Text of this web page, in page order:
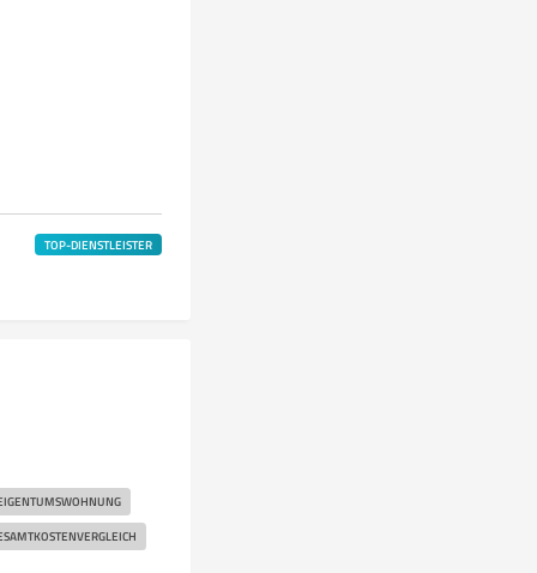
TOP-DIENSTLEISTER